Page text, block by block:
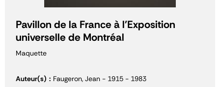
Pavillon de la France à l'Exposition
universelle de Montréal
Maquette
Auteur(s)
Faugeron, Jean - 1915 - 1983